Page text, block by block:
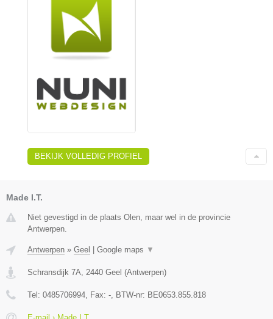
BEKIJK VOLLEDIG PROFIEL
Made I.T.
Niet gevestigd in de plaats Olen, maar wel in de provincie
Antwerpen.
Antwerpen » Geel Google maps ▼
Schransdijk 7A, 2440 Geel (Antwerpen)
Tel: 0485706994, Fax: -, BTW-nr: BE0653.855.818